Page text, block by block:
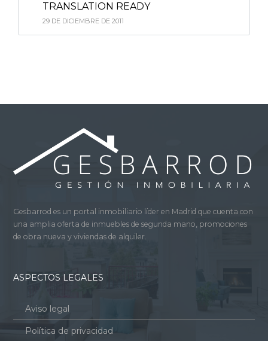
TRANSLATION READY
29 DE DICIEMBRE DE 2011
Gesbarrod es un portal inmobiliario líder en Madrid que cuenta con
una amplia oferta de inmuebles de segunda mano, promociones
de obra nueva y viviendas de alquiler.
ASPECTOS LEGALES
Aviso legal
Política de privacidad